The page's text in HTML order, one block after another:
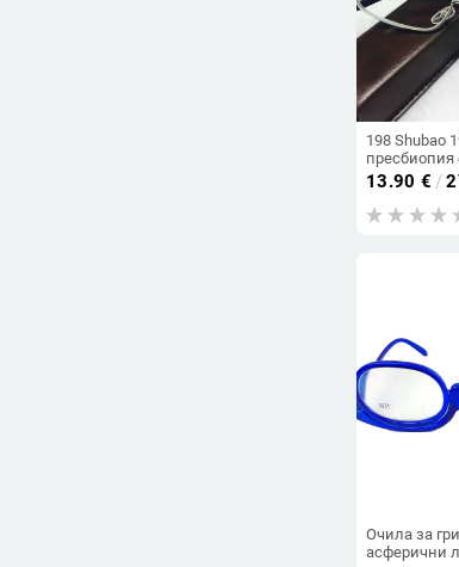
198 Shubao
пресбиопия
светлина,
за четене
вестник
13.90 € /
Очила за
асферични